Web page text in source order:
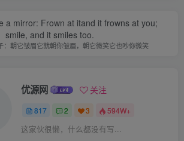
a mirror: Frown at itand it frowns at you;
smile, and it smiles too.
：朝它皱眉它就朝你皱眉，朝它微笑它也吵你微笑
优源网 关注
817 2 3 594W+
这家伙很懒，什么都没有写...